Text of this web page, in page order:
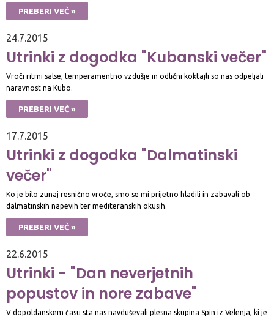
PREBERI VEČ »
24.7.2015
Utrinki z dogodka "Kubanski večer"
Vroči ritmi salse, temperamentno vzdušje in odlični koktajli so nas odpeljali
naravnost na Kubo.
PREBERI VEČ »
17.7.2015
Utrinki z dogodka "Dalmatinski
večer"
Ko je bilo zunaj resnično vroče, smo se mi prijetno hladili in zabavali ob
dalmatinskih napevih ter mediteranskih okusih.
PREBERI VEČ »
22.6.2015
Utrinki - "Dan neverjetnih
popustov in nore zabave"
V dopoldanskem času sta nas navduševali plesna skupina Spin iz Velenja, ki je